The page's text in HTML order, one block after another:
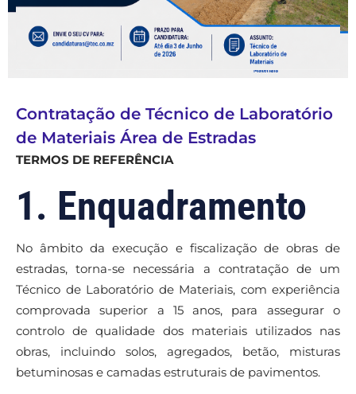
Contratação de Técnico de Laboratório
de Materiais Área de Estradas
TERMOS DE REFERÊNCIA
1. Enquadramento
No âmbito da execução e fiscalização de obras de
estradas, torna-se necessária a contratação de um
Técnico de Laboratório de Materiais, com experiência
comprovada superior a 15 anos, para assegurar o
controlo de qualidade dos materiais utilizados nas
obras, incluindo solos, agregados, betão, misturas
betuminosas e camadas estruturais de pavimentos.